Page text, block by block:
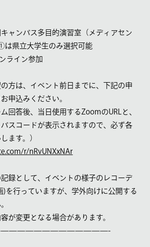
ャンパス多目的演習室（メディアセン
県立大学生のみ選択可能
ライン参加
の方は、イベント前日までに、下記の申
申込みください。
回答後、当日使用する ZoomのURL
と、
パスコードが表示されますので、必ず各
ます。）
r/nRvUNXxNAr
録として、イベントの様子のレコーデ
) を行っていますが、学外向けに公開する
が変更となる場合があります。